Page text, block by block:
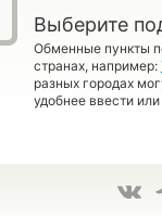
Выберите
Обменные пункты
странах, например:
разных городах
удобнее ввести